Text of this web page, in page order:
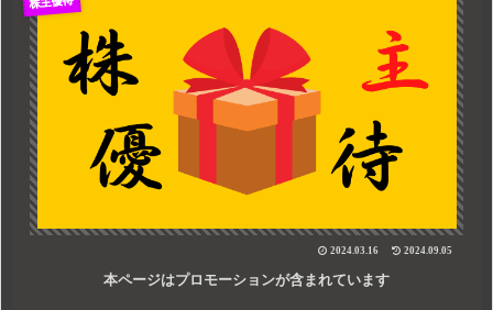
2024.03.16 2024.09.05
本ページはプロモーションが含まれています